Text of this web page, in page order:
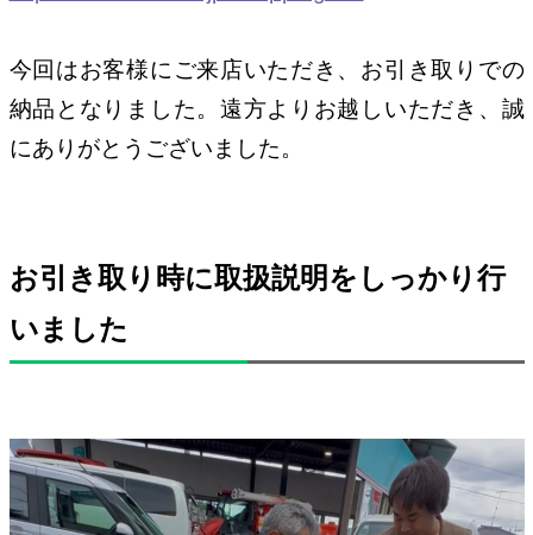
今回はお客様にご来店いただき、お引き取りでの
納品となりました。遠方よりお越しいただき、誠
にありがとうございました。
お引き取り時に取扱説明をしっかり行
いました